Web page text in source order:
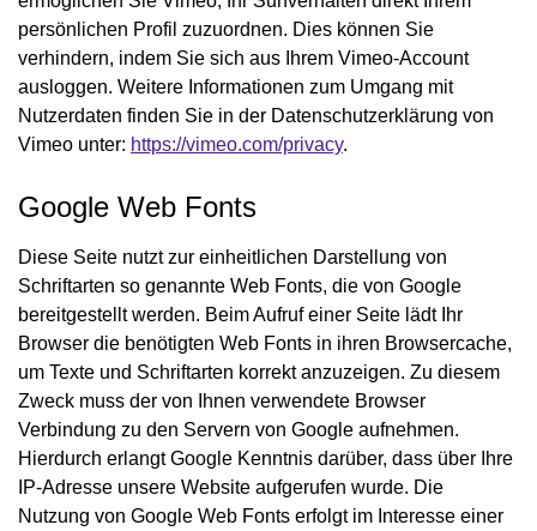
persönlichen Profil zuzuordnen. Dies können Sie
verhindern, indem Sie sich aus Ihrem Vimeo-Account
ausloggen. Weitere Informationen zum Umgang mit
Nutzerdaten finden Sie in der Datenschutzerklärung von
Vimeo unter: https://vimeo.com/privacy.
Google Web Fonts
Diese Seite nutzt zur einheitlichen Darstellung von
Schriftarten so genannte Web Fonts, die von Google
bereitgestellt werden. Beim Aufruf einer Seite lädt Ihr
Browser die benötigten Web Fonts in ihren Browsercache,
um Texte und Schriftarten korrekt anzuzeigen. Zu diesem
Zweck muss der von Ihnen verwendete Browser
Verbindung zu den Servern von Google aufnehmen.
Hierdurch erlangt Google Kenntnis darüber, dass über Ihre
IP-Adresse unsere Website aufgerufen wurde. Die
Nutzung von Google Web Fonts erfolgt im Interesse einer